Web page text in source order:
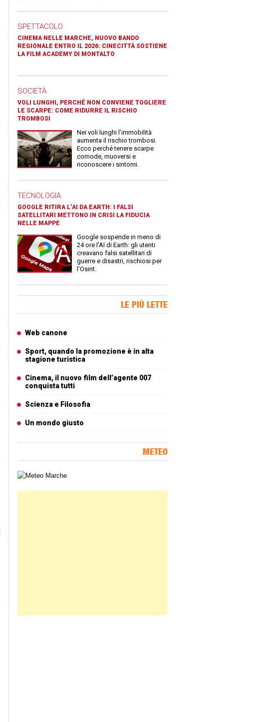
SPETTACOLO
CINEMA NELLE MARCHE, NUOVO BANDO
REGIONALE ENTRO IL 2026: CINECITTÀ SOSTIENE
LA FILM ACADEMY DI MONTALTO
SOCIETÀ
VOLI LUNGHI, PERCHÉ NON CONVIENE TOGLIERE
LE SCARPE: COME RIDURRE IL RISCHIO
TROMBOSI
Nei voli lunghi l’immobilità
aumenta il rischio trombosi.
Ecco perché tenere scarpe
comode, muoversi e
riconoscere i sintomi.
TECNOLOGIA
GOOGLE RITIRA L’AI DA EARTH: I FALSI
SATELLITARI METTONO IN CRISI LA FIDUCIA
NELLE MAPPE
Google sospende in meno di
24 ore l’AI di Earth: gli utenti
creavano falsi satellitari di
guerre e disastri, rischiosi per
l’Osint.
LE PIÙ LETTE
Web canone
Sport, quando la promozione è in alta
stagione turistica
Cinema, il nuovo film dell’agente 007
conquista tutti
Scienza e Filosofia
Un mondo giusto
METEO
Carta meteorologica delle Marche